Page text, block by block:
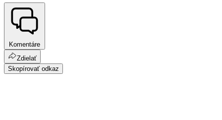
Komentáre
Zdielať
Skopírovať odkaz